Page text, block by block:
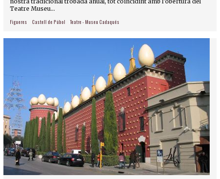
Teatre Museu...
Figueres Castell de Púbol Teatre - Museu Cadaqués